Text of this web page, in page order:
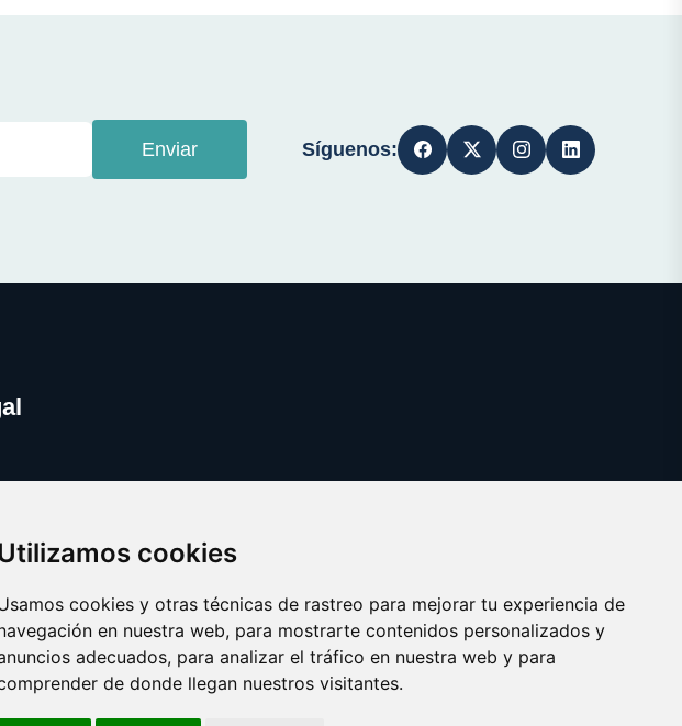
cookies
cookies y otras técnicas de rastreo para mejorar tu experiencia de
en nuestra web, para mostrarte contenidos personalizados y
adecuados, para analizar el tráfico en nuestra web y para
de donde llegan nuestros visitantes.
Enviar Síguenos: